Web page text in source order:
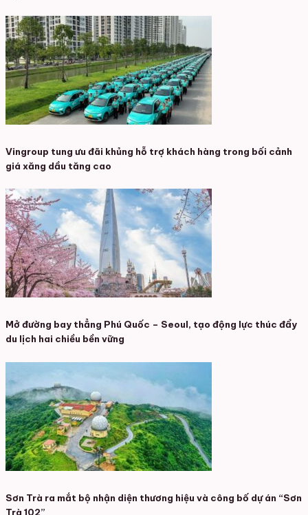
Vingroup tung ưu đãi khủng hỗ trợ khách hàng trong bối cảnh
giá xăng dầu tăng cao
Mở đường bay thẳng Phú Quốc – Seoul, tạo động lực thúc đẩy
du lịch hai chiều bền vững
Sơn Trà ra mắt bộ nhận diện thương hiệu và công bố dự án “Sơn
Trà 102”